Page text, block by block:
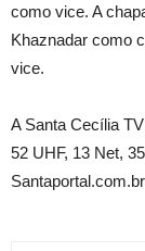
como vice. A
Khaznadar como
vice.
A Santa Cecília
52 UHF, 13 Net,